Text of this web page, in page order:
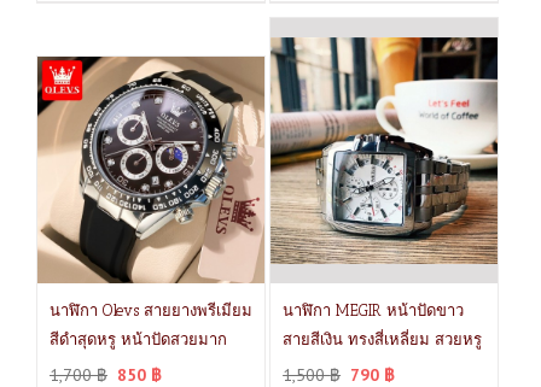
นาฬิกา Olevs สายยางพรีเมียม
สีดำสุดหรู หน้าปัดสวยมาก
1,700฿ 850 ฿
นาฬิกา MEGIR หน้าปัดขาว
สายสีเงิน ทรงสี่เหลี่ยม สวยหรู
1,500฿ 790 ฿